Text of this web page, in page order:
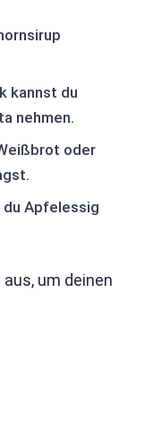
kannst du
nehmen.
oder
Apfelessig
um deinen